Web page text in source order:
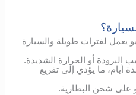
يعمل لفترات طويلة والسيارة
البرودة أو الحرارة الشديدة.
أيام، ما يؤدي إلى تفريغ
على شحن البطارية.